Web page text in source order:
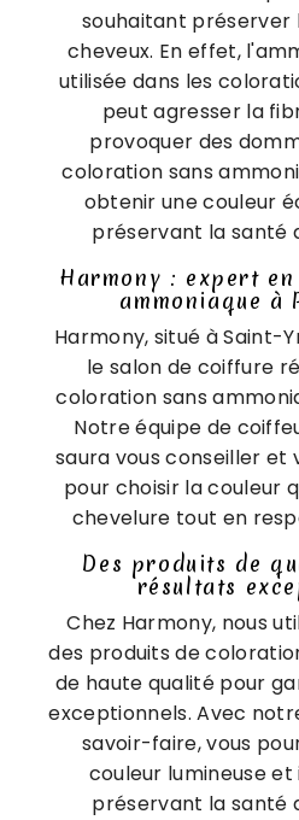
souhaitant préserver
cheveux. En effet,
utilisée dans les
peut agresser la
provoquer des
coloration sans
obtenir une couleur
préservant la santé
Harmony : expert
ammoniaque à
Harmony, situé à Saint-
le salon de coiffure
coloration sans
Notre équipe de
saura vous conseiller
pour choisir la couleur
chevelure tout en
Des produits de
résultats
Chez Harmony, nous
des produits de
de haute qualité pour
exceptionnels. Avec
savoir-faire, vous
couleur lumineuse
préservant la santé